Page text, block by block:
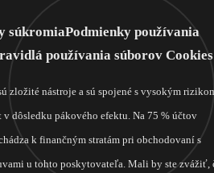
súkromiaPodmienky používania
používania súborov Cookies
zložité nástroje a sú spojené s vysokým
dôsledku pákového efektu. Na 75 % účtov
k finančným stratám pri obchodovaní s
u tohto poskytovateľa. Mali by ste zvážiť,